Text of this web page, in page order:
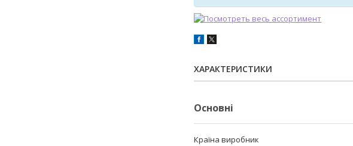
ХАРАКТЕРИСТИКИ
Основні
Країна виробник